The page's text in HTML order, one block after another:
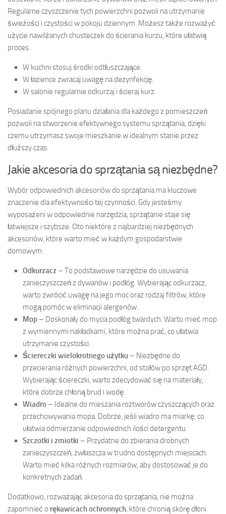
Regularne czyszczenie tych powierzchni pozwoli na utrzymanie
świeżości i czystości w pokoju dziennym. Możesz także rozważyć
użycie nawilżanych chusteczek do ścierania kurzu, które ułatwią
proces.
W kuchni stosuj środki odtłuszczające.
W łazience zwracaj uwagę na dezynfekcję.
W salonie regularnie odkurzaj i ścieraj kurz.
Posiadanie spójnego planu działania dla każdego z pomieszczeń
pozwoli na stworzenie efektywnego systemu sprzątania, dzięki
czemu utrzymasz swoje mieszkanie w idealnym stanie przez
dłuższy czas.
Jakie akcesoria do sprzątania są niezbędne?
Wybór odpowiednich akcesoriów do sprzątania ma kluczowe
znaczenie dla efektywności tej czynności. Gdy jesteśmy
wyposażeni w odpowiednie narzędzia, sprzątanie staje się
łatwiejsze i szybsze. Oto niektóre z najbardziej niezbędnych
akcesoriów, które warto mieć w każdym gospodarstwie
domowym:
Odkurzacz – To podstawowe narzędzie do usuwania
zanieczyszczeń z dywanów i podłóg. Wybierając odkurzacz,
warto zwrócić uwagę na jego moc oraz rodzaj filtrów, które
mogą pomóc w eliminacji alergenów.
Mop – Doskonały do mycia podłóg twardych. Warto mieć mop
z wymiennymi nakładkami, które można prać, co ułatwia
utrzymanie czystości.
Ściereczki wielokrotnego użytku – Niezbędne do
przecierania różnych powierzchni, od stołów po sprzęt AGD.
Wybierając ściereczki, warto zdecydować się na materiały,
które dobrze chłoną brud i wodę.
Wiadro – Idealne do mieszania roztworów czyszczących oraz
przechowywania mopa. Dobrze, jeśli wiadro ma miarkę, co
ułatwia odmierzanie odpowiednich ilości detergentu.
Szczotki i zmiotki – Przydatne do zbierania drobnych
zanieczyszczeń, zwłaszcza w trudno dostępnych miejscach.
Warto mieć kilka różnych rozmiarów, aby dostosować je do
konkretnych zadań.
Dodatkowo, rozważając akcesoria do sprzątania, nie można
zapomnieć o rękawicach ochronnych, które chronią skórę dłoni